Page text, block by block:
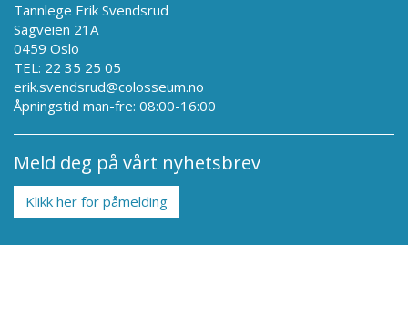
Tannlege Erik Svendsrud
Sagveien 21A
0459 Oslo
TEL: 22 35 25 05
erik.svendsrud@colosseum.no
Åpningstid man-fre: 08:00-16:00
Meld deg på vårt nyhetsbrev
Klikk her for påmelding